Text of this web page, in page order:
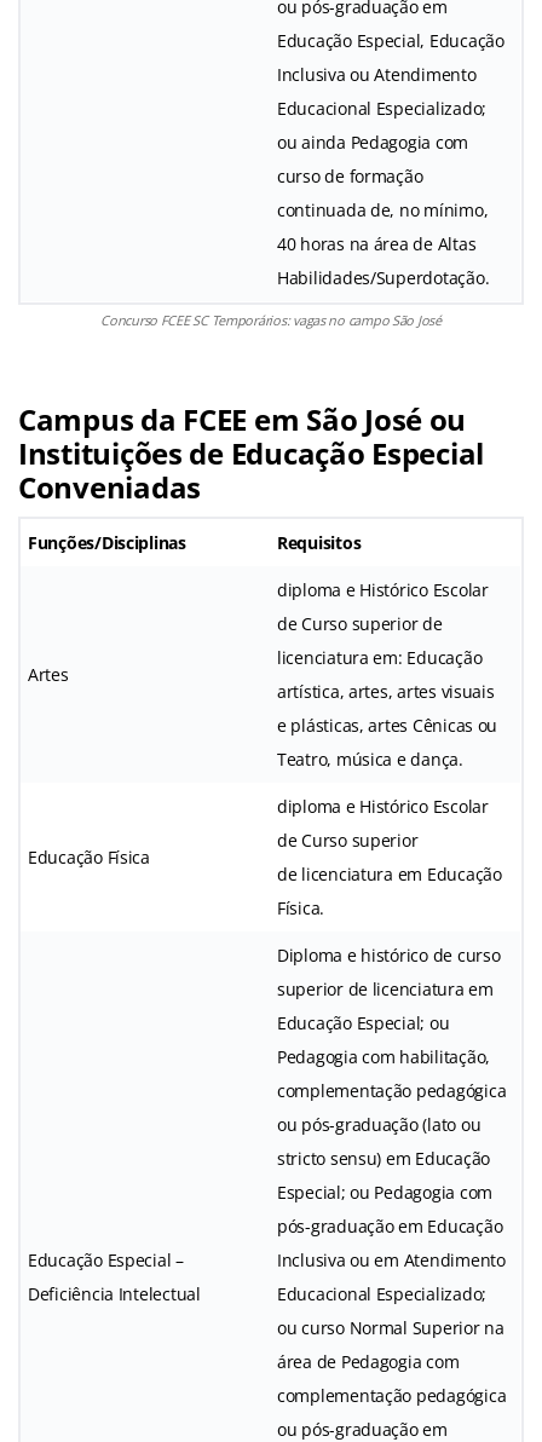
ou pós-graduação em
Educação Especial, Educação
Inclusiva ou Atendimento
Educacional Especializado;
ou ainda Pedagogia com
curso de formação
continuada de, no mínimo,
40 horas na área de Altas
Habilidades/Superdotação.
Concurso FCEE SC Temporários: vagas no campo São José
Campus da FCEE em São José ou
Instituições de Educação Especial
Conveniadas
Funções/Disciplinas Requisitos
Artes
diploma e Histórico Escolar
de Curso superior de
licenciatura em: Educação
artística, artes, artes visuais
e plásticas, artes Cênicas ou
Teatro, música e dança.
Educação Física
diploma e Histórico Escolar
de Curso superior
de licenciatura em Educação
Física.
Educação Especial –
Deficiência Intelectual
Diploma e histórico de curso
superior de licenciatura em
Educação Especial; ou
Pedagogia com habilitação,
complementação pedagógica
ou pós-graduação (lato ou
stricto sensu) em Educação
Especial; ou Pedagogia com
pós-graduação em Educação
Inclusiva ou em Atendimento
Educacional Especializado;
ou curso Normal Superior na
área de Pedagogia com
complementação pedagógica
ou pós-graduação em